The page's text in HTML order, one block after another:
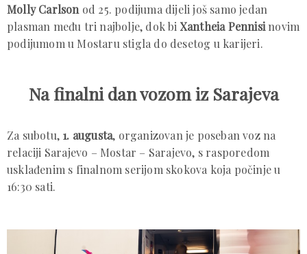
Molly Carlson od 25. podijuma dijeli još samo jedan
plasman među tri najbolje, dok bi Xantheia Pennisi novim
podijumom u Mostaru stigla do desetog u karijeri.
Na finalni dan vozom iz Sarajeva
Za subotu, 1. augusta, organizovan je poseban voz na
relaciji Sarajevo – Mostar – Sarajevo, s rasporedom
usklađenim s finalnom serijom skokova koja počinje u
16:30 sati.